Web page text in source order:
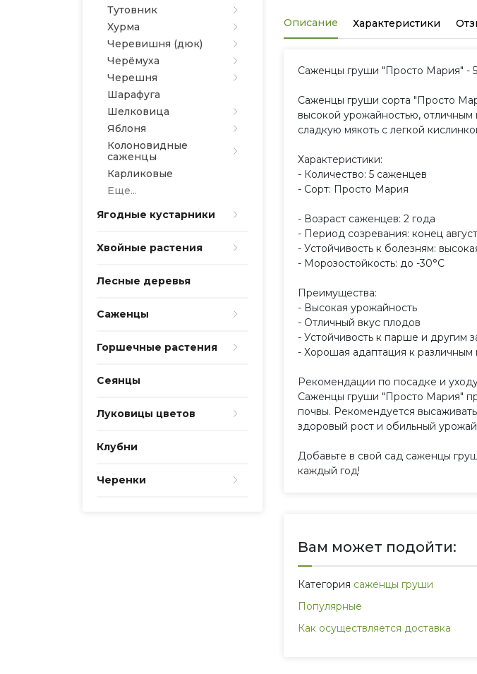
Тутовник
Хурма
Черевишня (дюк)
Черёмуха
Черешня
Шарафуга
Шелковица
Яблоня
Колоновидные
саженцы
Карликовые
Еще...
Ягодные кустарники
Хвойные растения
Лесные деревья
Саженцы
Горшечные растения
Сеянцы
Луковицы цветов
Клубни
Черенки
Описание Характеристики
Саженцы груши "Просто Мария" -
Саженцы груши сорта "Просто
высокой урожайностью,
сладкую мякоть с легкой
Характеристики:
- Количество: 5 саженцев
- Сорт: Просто Мария
- Возраст саженцев: 2 года
- Период созревания: конец
- Устойчивость к болезням:
- Морозостойкость: до -30°C
Преимущества:
- Высокая урожайность
- Отличный вкус плодов
- Устойчивость к парше и другим
- Хорошая адаптация к различным
Рекомендации по посадке и
Саженцы груши "Просто Мария"
почвы. Рекомендуется
здоровый рост и обильный
Добавьте в свой сад саженцы
каждый год!
Вам может подойти:
Категория саженцы груши
Популярные
Как осуществляется доставка